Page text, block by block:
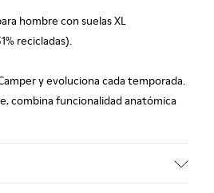
hombre con suelas XL
recicladas).
y evoluciona cada temporada.
combina funcionalidad anatómica